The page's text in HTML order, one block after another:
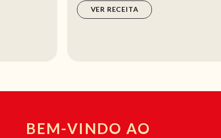
VER RECEITA
BEM-VINDO AO